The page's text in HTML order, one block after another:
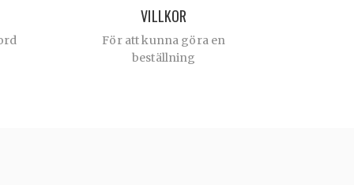
VILLKOR
För att kunna göra en
beställning